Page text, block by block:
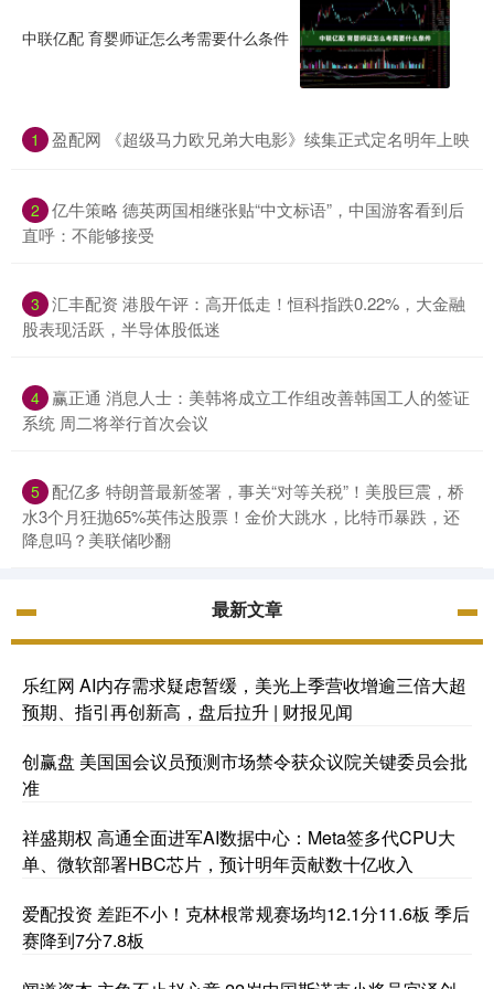
中联亿配 育婴师证怎么考需要什么条件
1 盈配网 《超级马力欧兄弟大电影》续集正式定名明年上映
2 亿牛策略 德英两国相继张贴“中文标语”，中国游客看到后
直呼：不能够接受
3 汇丰配资 港股午评：高开低走！恒科指跌0.22%，大金融
股表现活跃，半导体股低迷
4 赢正通 消息人士：美韩将成立工作组改善韩国工人的签证
系统 周二将举行首次会议
5 配亿多 特朗普最新签署，事关“对等关税”！美股巨震，桥
水3个月狂抛65%英伟达股票！金价大跳水，比特币暴跌，还
降息吗？美联储吵翻
最新文章
乐红网 AI内存需求疑虑暂缓，美光上季营收增逾三倍大超
预期、指引再创新高，盘后拉升 | 财报见闻
创赢盘 美国国会议员预测市场禁令获众议院关键委员会批
准
祥盛期权 高通全面进军AI数据中心：Meta签多代CPU大
单、微软部署HBC芯片，预计明年贡献数十亿收入
爱配投资 差距不小！克林根常规赛场均12.1分11.6板 季后
赛降到7分7.8板